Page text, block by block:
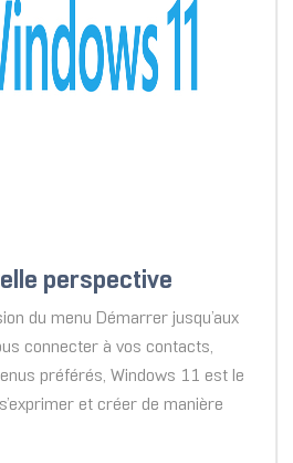
perspective
du menu Démarrer jusqu’aux
connecter à vos contacts,
préférés, Windows 11 est le
et créer de manière